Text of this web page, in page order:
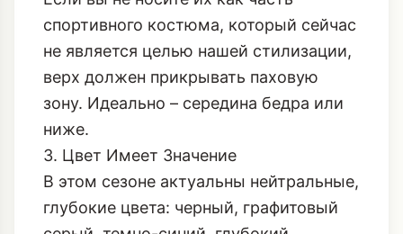
Повторюсь: верх должен быть
длинным. Леггинсы – это не брюки.
Если вы не носите их как часть
спортивного костюма, который сейчас
не является целью нашей стилизации,
верх должен прикрывать паховую
зону. Идеально – середина бедра или
ниже.
3. Цвет Имеет Значение